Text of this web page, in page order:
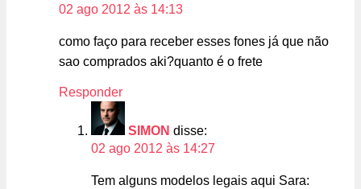
02 ago 2012 às 14:13
como faço para receber esses fones já que não
sao comprados aki?quanto é o frete
Responder
SIMON disse:
02 ago 2012 às 14:27
Tem alguns modelos legais aqui Sara: